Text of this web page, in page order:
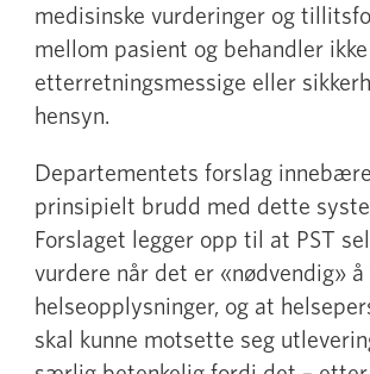
medisinske vurderinger og
mellom pasient og behandler
etterretningsmessige eller
hensyn.
Departementets forslag
prinsipielt brudd med dette
Forslaget legger opp til at PST
vurdere når det er «nødvendig»
helseopplysninger, og at
skal kunne motsette seg